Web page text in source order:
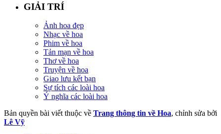
GIẢI TRÍ
Ảnh hoa đẹp
Nhạc về hoa
Phim về hoa
Tản mạn về hoa
Thơ về hoa
Truyện về hoa
Giao lưu kết bạn
Sự tích các loài hoa
Ý nghĩa các loài hoa
Bản quyền bài viết thuộc về Trang thông tin về Hoa, chỉnh sửa bởi
Lê Vỹ